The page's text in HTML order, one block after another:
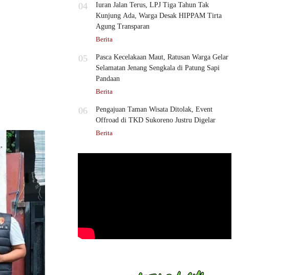
04
Iuran Jalan Terus, LPJ Tiga Tahun Tak
Kunjung Ada, Warga Desak HIPPAM Tirta
Agung Transparan
Berita
05
Pasca Kecelakaan Maut, Ratusan Warga Gelar
Selamatan Jenang Sengkala di Patung Sapi
Pandaan
Berita
06
Pengajuan Taman Wisata Ditolak, Event
Offroad di TKD Sukoreno Justru Digelar
Berita